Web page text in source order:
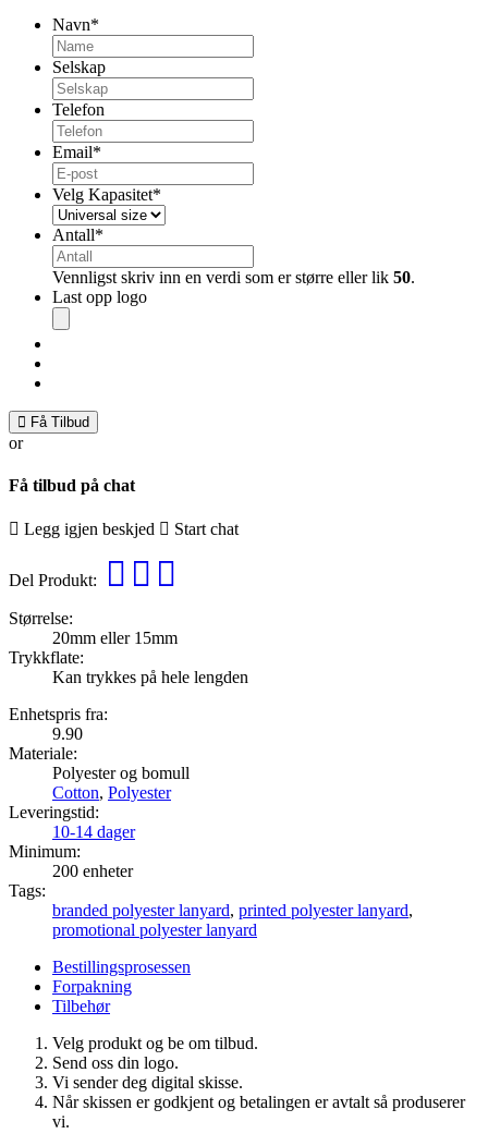
Navn*
Selskap
Telefon
Email*
Velg Kapasitet*
Antall*
Vennligst skriv inn en verdi som er større eller lik 50.
Last opp logo
Få Tilbud
or
Få tilbud på chat
Legg igjen beskjed Start chat
Del Produkt:
Størrelse:
20mm eller 15mm
Trykkflate:
Kan trykkes på hele lengden
Enhetspris fra:
9.90
Materiale:
Polyester og bomull
Cotton, Polyester
Leveringstid:
10-14 dager
Minimum:
200 enheter
Tags:
branded polyester lanyard, printed polyester lanyard,
promotional polyester lanyard
Bestillingsprosessen
Forpakning
Tilbehør
Velg produkt og be om tilbud.
Send oss din logo.
Vi sender deg digital skisse.
Når skissen er godkjent og betalingen er avtalt så produserer
vi.